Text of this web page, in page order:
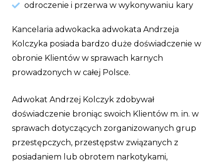
odroczenie i przerwa w wykonywaniu kary
Kancelaria adwokacka adwokata Andrzeja
Kolczyka posiada bardzo duże doświadczenie w
obronie Klientów w sprawach karnych
prowadzonych w całej Polsce.
Adwokat Andrzej Kolczyk zdobywał
doświadczenie broniąc swoich Klientów m. in. w
sprawach dotyczących zorganizowanych grup
przestępczych, przestępstw związanych z
posiadaniem lub obrotem narkotykami,